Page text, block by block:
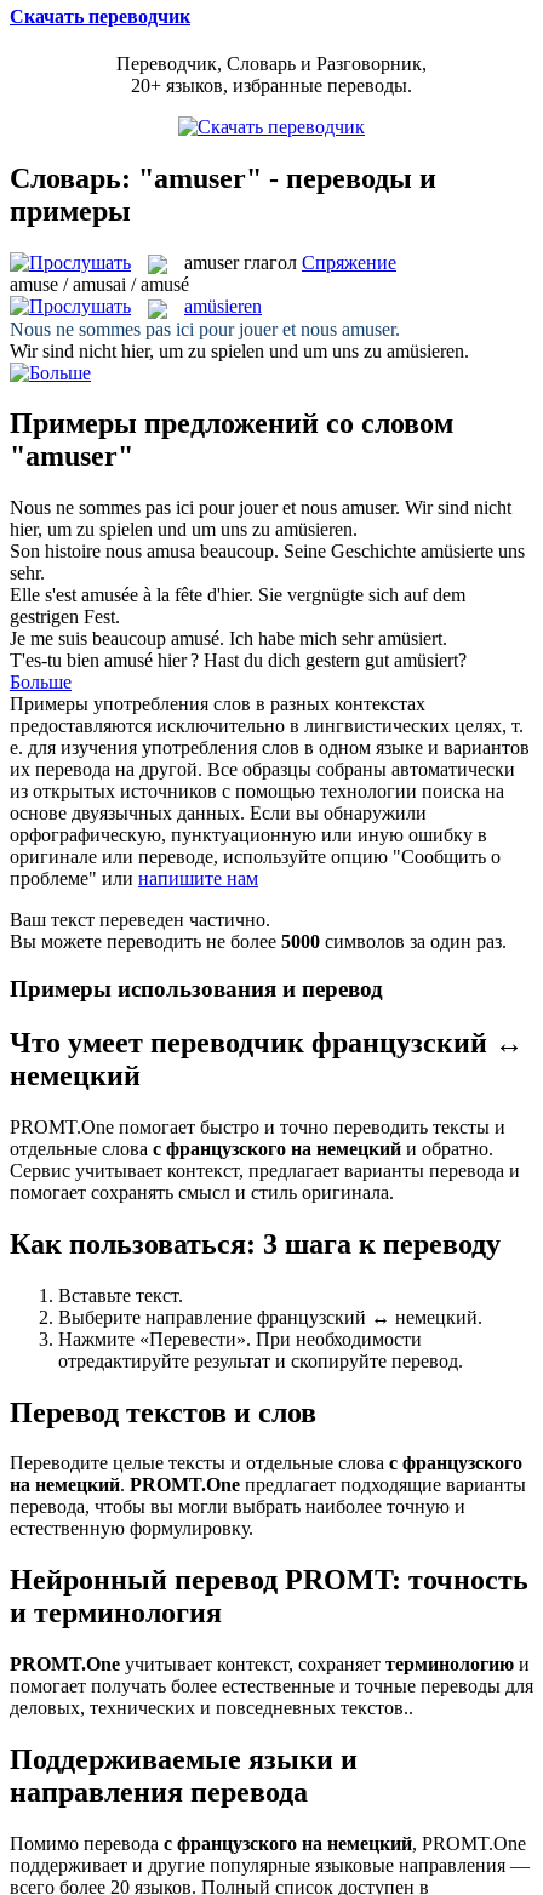
Скачать переводчик
Переводчик, Словарь и Разговорник,
20+ языков, избранные переводы.
Словарь: "amuser" - переводы и
примеры
amuser глагол Спряжение
amuse / amusai / amusé
amüsieren
Nous ne sommes pas ici pour jouer et nous amuser.
Wir sind nicht hier, um zu spielen und um uns zu amüsieren.
Примеры предложений со словом
"amuser"
Nous ne sommes pas ici pour jouer et nous amuser. Wir sind nicht
hier, um zu spielen und um uns zu amüsieren.
Son histoire nous amusa beaucoup. Seine Geschichte amüsierte uns
sehr.
Elle s'est amusée à la fête d'hier. Sie vergnügte sich auf dem
gestrigen Fest.
Je me suis beaucoup amusé. Ich habe mich sehramüsiert.
T'es-tu bien amusé hier ? Hast du dich gestern gut amüsiert?
Больше
Примеры употребления слов в разных контекстах
предоставляются исключительно в лингвистических целях, т.
е. для изучения употребления слов в одном языке и вариантов
их перевода на другой. Все образцы собраны автоматически
из открытых источников с помощью технологии поиска на
основе двуязычных данных. Если вы обнаружили
орфографическую, пунктуационную или иную ошибку в
оригинале или переводе, используйте опцию "Сообщить о
проблеме" или напишите нам
Ваш текст переведен частично.
Вы можете переводить не более 5000 символов за один раз.
Примеры использования и перевод
Что умеет переводчик французский ↔
немецкий
PROMT.One помогает быстро и точно переводить тексты и
отдельные слова с французского на немецкий и обратно.
Сервис учитывает контекст, предлагает варианты перевода и
помогает сохранять смысл и стиль оригинала.
Как пользоваться: 3 шага к переводу
Вставьте текст.
Выберите направление французский ↔ немецкий.
Нажмите «Перевести». При необходимости
отредактируйте результат и скопируйте перевод.
Перевод текстов и слов
Переводите целые тексты и отдельные слова с французского
на немецкий. PROMT.One предлагает подходящие варианты
перевода, чтобы вы могли выбрать наиболее точную и
естественную формулировку.
Нейронный перевод PROMT: точность
и терминология
PROMT.One учитывает контекст, сохраняет терминологию и
помогает получать более естественные и точные переводы для
деловых, технических и повседневных текстов..
Поддерживаемые языки и
направления перевода
Помимо перевода с французского на немецкий, PROMT.One
поддерживает и другие популярные языковые направления —
всего более 20 языков. Полный список доступен в